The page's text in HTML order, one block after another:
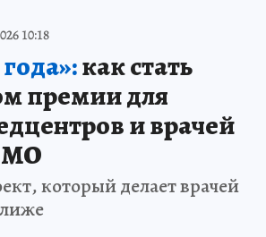
10:18
как стать
премии для
и врачей
МО
который делает врачей